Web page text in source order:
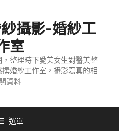
攝影-婚紗工
室
整理時下愛美女生對醫美整
婚紗工作室，攝影寫真的相
關資料
選單